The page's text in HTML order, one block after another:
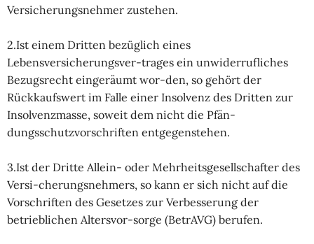
Versicherungsnehmer zustehen.
2.Ist einem Dritten bezüglich eines
Lebensversicherungsver-trages ein unwiderrufliches
Bezugsrecht eingeräumt wor-den, so gehört der
Rückkaufswert im Falle einer Insolvenz des Dritten zur
Insolvenzmasse, soweit dem nicht die Pfän-
dungsschutzvorschriften entgegenstehen.
3.Ist der Dritte Allein- oder Mehrheitsgesellschafter des
Versi-cherungsnehmers, so kann er sich nicht auf die
Vorschriften des Gesetzes zur Verbesserung der
betrieblichen Altersvor-sorge (BetrAVG) berufen.